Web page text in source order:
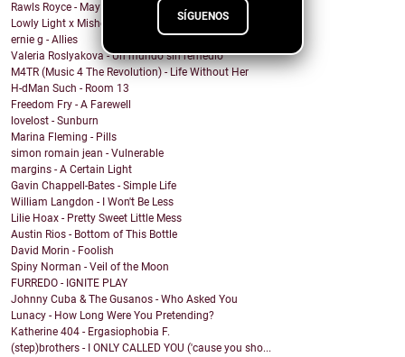
SÍGUENOS
Rawls Royce - May Days
Lowly Light x Mishell Ivon - Lights Down Low
ernie g - Allies
Valeria Roslyakova - Un mundo sin remedio
M4TR (Music 4 The Revolution) - Life Without Her
H-dMan Such - Room 13
Freedom Fry - A Farewell
lovelost - Sunburn
Marina Fleming - Pills
simon romain jean - Vulnerable
margins - A Certain Light
Gavin Chappell-Bates - Simple Life
William Langdon - I Won't Be Less
Lilie Hoax - Pretty Sweet Little Mess
Austin Rios - Bottom of This Bottle
David Morin - Foolish
Spiny Norman - Veil of the Moon
FURREDO - IGNITE PLAY
Johnny Cuba & The Gusanos - Who Asked You
Lunacy - How Long Were You Pretending?
Katherine 404 - Ergasiophobia F.
(step)brothers - I ONLY CALLED YOU ('cause you sho...